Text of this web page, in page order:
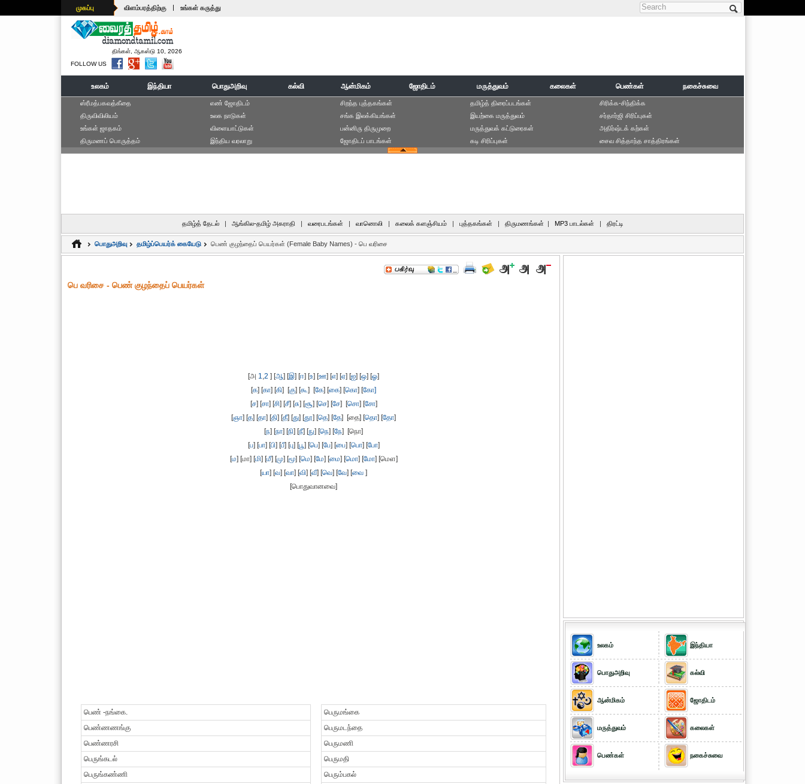
முகப்பு விளம்பரத்திற்கு | உங்கள் கருத்து Search form
திங்கள், ஆகஸ்டு 10, 2026
FOLLOW US
உலகம் இந்தியா பொதுஅறிவு கல்வி ஆன்மிகம் ஜோதிடம் மருத்துவம் கலைகள் பெண்கள் நகைச்சுவை
ஸ்ரீமத்பகவத்கீதை
திருவிவிலியம்
உங்கள் ஜாதகம்
திருமணப் பொருத்தம்
எ‌ண் ஜோ‌திட‌ம்
உலக நாடுகள்
விளையாட்டுகள்
இந்திய வரலாறு
சிறந்த புத்தகங்கள்
சங்க இலக்கியங்கள்
பன்னிரு திருமுறை
ஜோதிடப் பாடங்கள்
தமிழ்த் திரைப்படங்கள்
இயற்கை மருத்துவம்
மருத்துவக் கட்டுரைகள்
கடி சிரிப்புகள்
சிரிக்க-சிந்திக்க
சர்தார்ஜி சிரிப்புகள்
அதிர்ஷ்டக் கற்கள்
சைவ சித்தாந்த சாத்திரங்கள்
தமிழ்த் தேடல் | ஆங்கில-தமிழ் அகராதி | வரைபடங்கள் | வானொலி | கலைக் களஞ்சியம் | புத்தகங்கள் | திருமணங்கள் | MP3 பாடல்கள் | திரட்டி
பொதுஅறிவு தமிழ்ப்பெயர்க் கையேடு பெண் குழந்தைப் பெயர்கள் (Female Baby Names) - பெ வரிசை
பெ வரிசை - பெண் குழந்தைப் பெயர்கள்
[அ 1,2 ] [ஆ] [இ] [ஈ] [உ] [ஊ] [எ] [ஏ] [ஐ] [ஒ] [ஓ]
[க] [கா] [கி] [கு] [கூ] [கே] [கை] [கொ] [கோ]
[ச] [சா] [சி] [சீ] [சு] [சூ] [செ] [சே] [சொ] [சோ]
[ஞா] [த] [தா] [தி] [தீ] [து] [தூ] [தெ] [தே] [தை] [தொ] [தோ]
[ந] [நா] [நி] [நீ] [நு] [நெ] [நே] [நொ]
[ப] [பா] [பி] [பீ] [பு] [பூ] [பெ] [பே] [பை] [பொ] [போ]
[ம] [மா] [மி] [மீ] [மு] [மூ] [மெ] [மே] [மை] [மொ] [மோ] [மெள]
[யா] [வ] [வா] [வி] [வீ] [வெ] [வே] [வை ]
[பொதுவானவை]
பெண் -நங்கை.
பெண்ணணங்கு
பெண்ணரசி
பெருங்கடல்
பெருங்கண்ணி
பெருமங்கை
பெருமடந்தை
பெருமணி
பெருமதி
பெரும்பகல்
உலகம்
பொதுஅறிவு
ஆன்மிகம்
மருத்துவம்
பெண்கள்
இந்தியா
கல்வி
ஜோதிடம்
கலைகள்
நகைச்சுவை